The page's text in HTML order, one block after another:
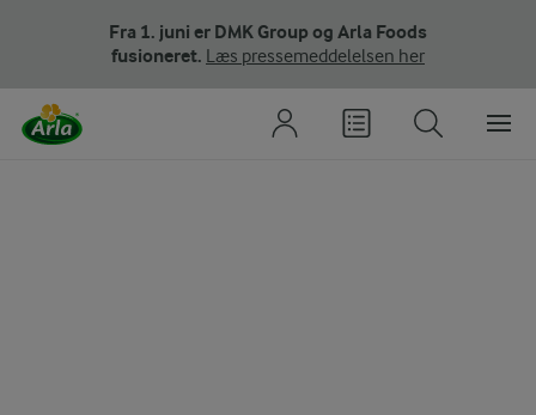
Fra 1. juni er DMK Group og Arla Foods
fusioneret. Læs pressemeddelelsen her